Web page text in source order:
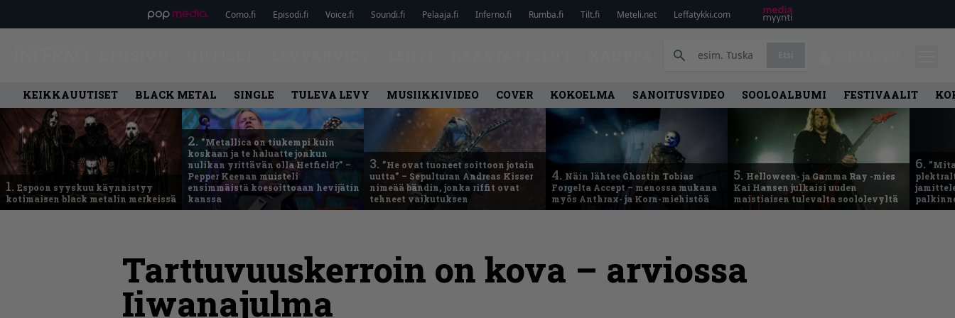
Como.fi Episodi.fi Voice.fi Soundi.fi Pelaaja.fi Inferno.fi Rumba.fi Tilt.fi Meteli.net Leffatykki.com
KEIKKAUUTISET BLACK METAL SINGLE TULEVA LEVY MUSIIKKIVIDEO COVER KOKOELMA SANOITUSVIDEO SOOLOALBUMI FESTIVAALIT
1. Espoon syyskuu käynnistyy
kotimaisen black metalin merkeissä
2. ”Metallica on tiukempi kuin
koskaan ja te haluatte jonkun
nulikan yrittävän olla Hetfield?” –
Pepper Keenan muisteli
ensimmäistä koesoittoaan hevijätin
kanssa
3. ”He ovat tuoneet soittoon jotain
uutta” – Sepulturan Andreas Kisser
nimeää bändin, jonka riffit ovat
tehneet vaikutuksen
4. Näin lähtee Ghostin Tobias
Forgelta Accept – menossa mukana
myös Anthrax- ja Korn-miehistöä
5. Helloween- ja Gamma Ray -mies
Kai Hansen julkaisi uuden
maistiaisen tulevalta soololevyltä
6.
Tarttuvuuskerroin on kova – arviossa
Iiwanajulma